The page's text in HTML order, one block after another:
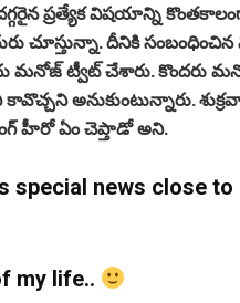
ప్రత్యేక విషయాన్ని
చూస్తున్నా. దీనికి
మనోజ్ ట్వీట్ చేశారు. కొందరు
అనుకుంటున్నారు.
హీరో ఏం చెప్తాడో అని.
special news close
my life..